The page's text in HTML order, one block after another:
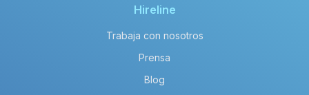
Hireline
Trabaja con nosotros
Prensa
Blog